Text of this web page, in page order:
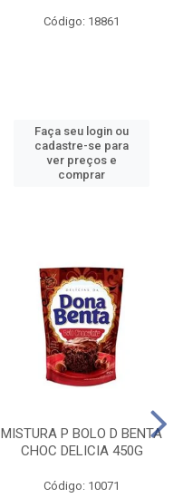
Código: 18861
Faça seu login ou
cadastre-se para
ver preços e
comprar
MISTURA P BOLO D BENTA
CHOC DELICIA 450G
Código: 10071